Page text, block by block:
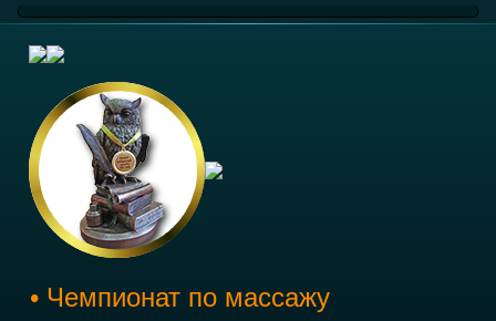
• Чемпионат по массажу